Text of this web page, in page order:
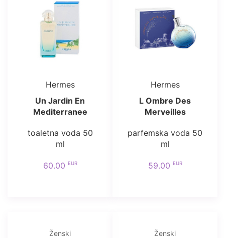
Hermes
Un Jardin En
Mediterranee
toaletna voda 50
ml
60.00 EUR
Hermes
L Ombre Des
Merveilles
parfemska voda 50
ml
59.00 EUR
Ženski Ženski